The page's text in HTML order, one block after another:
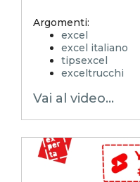
Argomenti:
excel
excel italiano
tipsexcel
exceltrucchi
Xcamp
superexcel
exceltips
microsoft excel
excel_learning
excel_master
Vai al video...